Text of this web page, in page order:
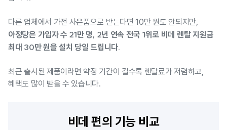
다른 업체에서 가전 사은품으로 받는다면 10만 원도 안되지만,
아정당은 가입자 수 21만 명, 2년 연속 전국 1위로 비데 렌탈 지원금
최대 30만 원을 설치 당일 드립니다.
최근 출시된 제품이라면 약정 기간이 길수록 렌탈료가 저렴하고,
혜택도 많이 받을 수 있습니다.
비데 편의 기능 비교